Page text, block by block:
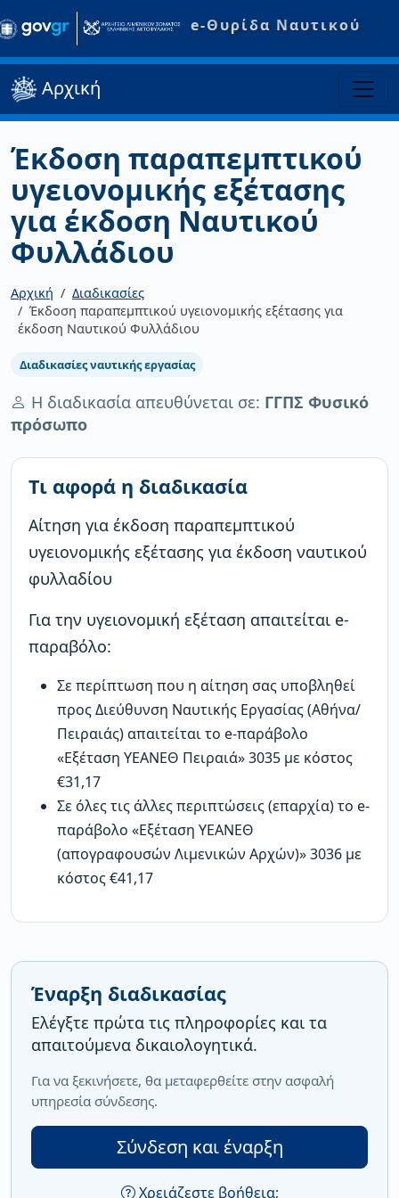
e-Θυρίδα Ναυτικού
Αρχική
Έκδοση παραπεμπτικού
υγειονομικής εξέτασης
για έκδοση Ναυτικού
Φυλλάδιου
Αρχική
Διαδικασίες
Έκδοση παραπεμπτικού υγειονομικής εξέτασης για
έκδοση Ναυτικού Φυλλάδιου
Διαδικασίες ναυτικής εργασίας
Η διαδικασία απευθύνεται σε: ΓΓΠΣ Φυσικό
πρόσωπο
Τι αφορά η διαδικασία
Αίτηση για έκδοση παραπεμπτικού
υγειονομικής εξέτασης για έκδοση ναυτικού
φυλλαδίου
Για την υγειονομική εξέταση απαιτείται e-
παραβόλο:
Σε περίπτωση που η αίτηση σας υποβληθεί
προς Διεύθυνση Ναυτικής Εργασίας (Αθήνα/
Πειραιάς) απαιτείται το e-παράβολο
«Εξέταση ΥΕΑΝΕΘ Πειραιά» 3035 με κόστος
€31,17
Σε όλες τις άλλες περιπτώσεις (επαρχία) το e-
παράβολο «Εξέταση ΥΕΑΝΕΘ
(απογραφουσών Λιμενικών Αρχών)» 3036 με
κόστος €41,17
Έναρξη διαδικασίας
Ελέγξτε πρώτα τις πληροφορίες και τα
απαιτούμενα δικαιολογητικά.
Για να ξεκινήσετε, θα μεταφερθείτε στην ασφαλή
υπηρεσία σύνδεσης.
Σύνδεση και έναρξη
Χρειάζεστε βοήθεια;